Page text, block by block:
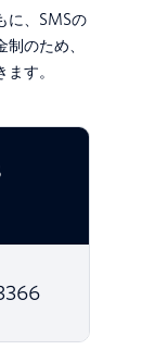
に、SMSの
のため、
す。